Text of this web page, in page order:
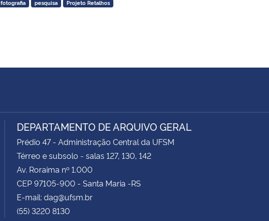
fotografia pesquisa Projeto Retalhos
DEPARTAMENTO DE ARQUIVO GERAL
Prédio 47 - Administração Central da UFSM
Térreo e subsolo - salas 127, 130, 142
Av. Roraima nº 1.000
CEP 97105-900 - Santa Maria -RS
E-mail: dag@ufsm.br
(55) 3220 8130